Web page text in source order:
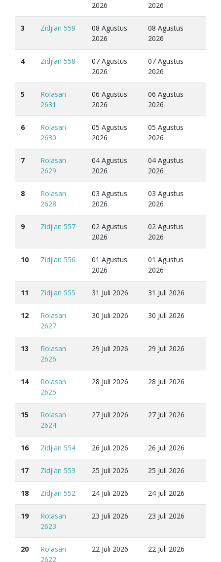
2026
2026
3 Zidjian 559
08 Agustus
2026
08 Agustus
2026
4 Zidjian 558
07 Agustus
2026
07 Agustus
2026
5
Rolasan
2631
06 Agustus
2026
06 Agustus
2026
6
Rolasan
2630
05 Agustus
2026
05 Agustus
2026
7
Rolasan
2629
04 Agustus
2026
04 Agustus
2026
8
Rolasan
2628
03 Agustus
2026
03 Agustus
2026
9 Zidjian 557
02 Agustus
2026
02 Agustus
2026
10 Zidjian 556
01 Agustus
2026
01 Agustus
2026
11 Zidjian 555 31 Juli 2026 31 Juli 2026
12
Rolasan
2627
30 Juli 2026 30 Juli 2026
13
Rolasan
2626
29 Juli 2026 29 Juli 2026
14
Rolasan
2625
28 Juli 2026 28 Juli 2026
15
Rolasan
2624
27 Juli 2026 27 Juli 2026
16 Zidjian 554 26 Juli 2026 26 Juli 2026
17 Zidjian 553 25 Juli 2026 25 Juli 2026
18 Zidjian 552 24 Juli 2026 24 Juli 2026
19
Rolasan
2623
23 Juli 2026 23 Juli 2026
20
Rolasan
2622
22 Juli 2026 22 Juli 2026